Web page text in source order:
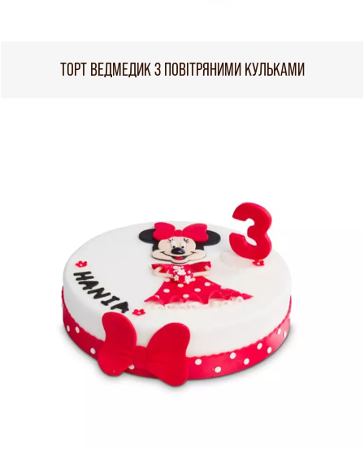
ТОРТ ВЕДМЕДИК З ПОВІТРЯНИМИ КУЛЬКАМИ